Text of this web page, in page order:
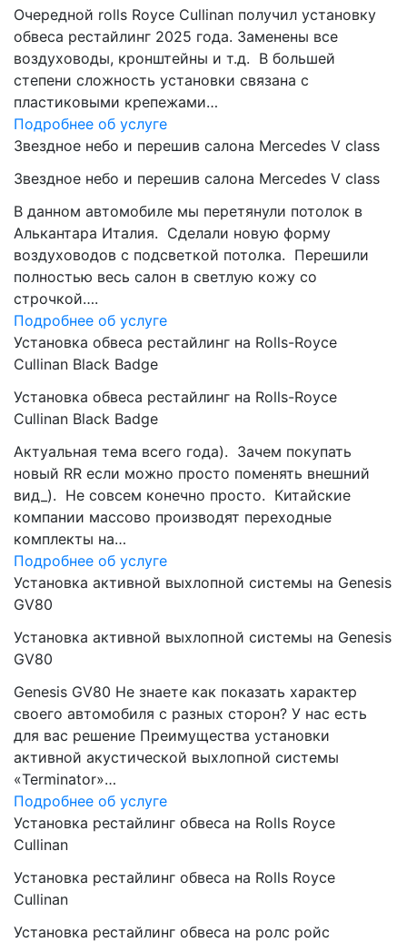
Очередной rolls Royce Cullinan получил установку
обвеса рестайлинг 2025 года. Заменены все
воздуховоды, кронштейны и т.д. В большей
степени сложность установки связана с
пластиковыми крепежами…
Подробнее об услуге
Звездное небо и перешив салона Mercedes V class
Звездное небо и перешив салона Mercedes V class
В данном автомобиле мы перетянули потолок в
Алькантара Италия. Сделали новую форму
воздуховодов с подсветкой потолка. Перешили
полностью весь салон в светлую кожу со
строчкой….
Подробнее об услуге
Установка обвеса рестайлинг на Rolls-Royce
Cullinan Black Badge
Установка обвеса рестайлинг на Rolls-Royce
Cullinan Black Badge
Актуальная тема всего года). Зачем покупать
новый RR если можно просто поменять внешний
вид_). Не совсем конечно просто. Китайские
компании массово производят переходные
комплекты на…
Подробнее об услуге
Установка активной выхлопной системы на Genesis
GV80
Установка активной выхлопной системы на Genesis
GV80
Genesis GV80 Не знаете как показать характер
своего автомобиля с разных сторон? У нас есть
для вас решение Преимущества установки
активной акустической выхлопной системы
«Terminator»…
Подробнее об услуге
Установка рестайлинг обвеса на Rolls Royce
Cullinan
Установка рестайлинг обвеса на Rolls Royce
Cullinan
Установка рестайлинг обвеса на ролс ройс